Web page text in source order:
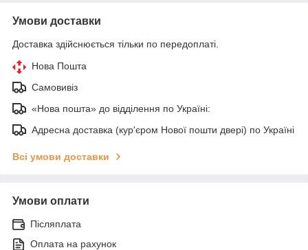
Умови доставки
Доставка здійснюється тільки по передоплаті.
Нова Пошта
Самовивіз
«Нова пошта» до відділення по Україні:
Адресна доставка (кур'єром Нової пошти двері) по Україні
Всі умови доставки
Умови оплати
Післяплата
Оплата на рахунок